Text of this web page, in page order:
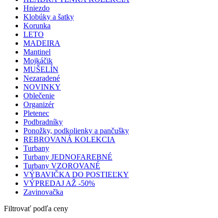
Hniezdo
Klobúky a šatky
Korunka
LETO
MADEIRA
Mantinel
Mojkáčik
MUŠELÍN
Nezaradené
NOVINKY
Oblečenie
Organizér
Pletenec
Podbradníky
Ponožky, podkolienky a pančušky
REBROVANÁ KOLEKCIA
Turbany
Turbany JEDNOFAREBNÉ
Turbany VZOROVANÉ
VÝBAVIČKA DO POSTIEĽKY
VÝPREDAJ AŽ -50%
Zavinovačka
Filtrovať podľa ceny